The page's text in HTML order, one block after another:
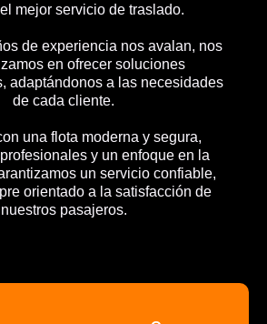
mejor servicio de traslado.
de experiencia nos avalan, nos
en ofrecer soluciones
adaptándonos a las necesidades
de cada cliente.
una flota moderna y segura,
y un enfoque en la
un servicio confiable,
orientado a la satisfacción de
nuestros pasajeros.